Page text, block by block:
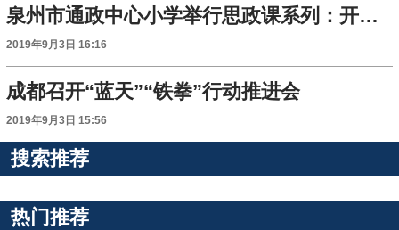
泉州市通政中心小学举行思政课系列：开学第一课《和爸爸妈妈一起歌唱祖国》
2019年9月3日 16:16
成都召开“蓝天”“铁拳”行动推进会
2019年9月3日 15:56
搜索推荐
热门推荐